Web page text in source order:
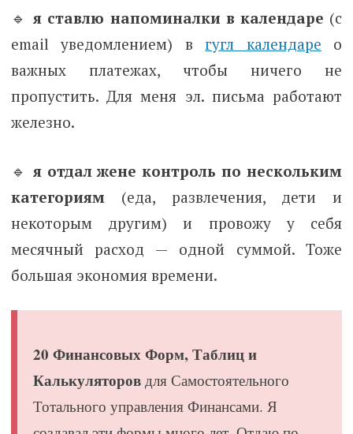
🔹я ставлю напоминалки в календаре (с
email уведомлением) вгугл календаре о
важных платежах, чтобы ничего не
пропустить. Для меня эл. письма работают
железно.
🔹 я отдал жене контроль по нескольким
категориям (еда, развлечения, дети и
некоторым другим) и провожу у себя
месячный расход — одной суммой. Тоже
большая экономия времени.
20 Финансовых Форм, Таблиц и
Калькуляторов для Самостоятельного
Тотального управления Финансами. Я